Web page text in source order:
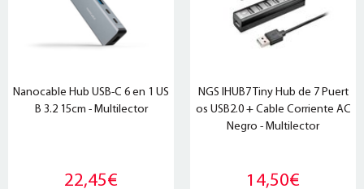
Nanocable Hub USB-C 6 en 1 US
B 3.2 15cm - Multilector
22,45€
NGS IHUB7 Tiny Hub de 7 Puert
os USB2.0 + Cable Corriente AC
Negro - Multilector
14,50€